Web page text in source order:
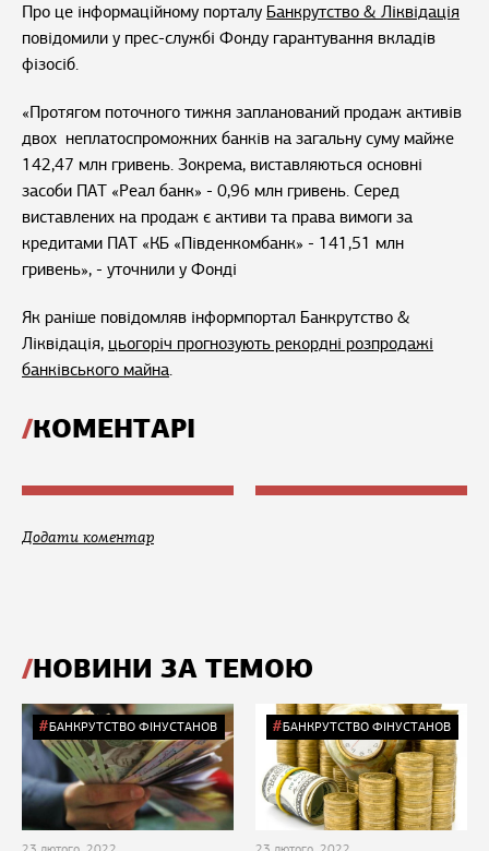
Про це інформаційному порталу Банкрутство & Ліквідація
повідомили у прес-службі Фонду гарантування вкладів
фізосіб.
«Протягом поточного тижня запланований продаж активів
двох неплатоспроможних банків на загальну суму майже
142,47 млн гривень. Зокрема, виставляються основні
засоби ПАТ «Реал банк» - 0,96 млн гривень. Серед
виставлених на продаж є активи та права вимоги за
кредитами ПАТ «КБ «Південкомбанк» - 141,51 млн
гривень», - уточнили у Фонді
Як раніше повідомляв інформпортал Банкрутство &
Ліквідація, цьогоріч прогнозують рекордні розпродажі
банківського майна.
КОМЕНТАРІ
Додати коментар
НОВИНИ ЗА ТЕМОЮ
БАНКРУТСТВО ФІНУСТАНОВ БАНКРУТСТВО ФІНУСТАНОВ